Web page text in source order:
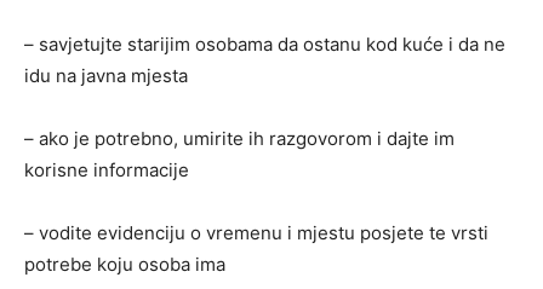
– savjetujte starijim osobama da ostanu kod kuće i da ne
idu na javna mjesta
– ako je potrebno, umirite ih razgovorom i dajte im
korisne informacije
– vodite evidenciju o vremenu i mjestu posjete te vrsti
potrebe koju osoba ima